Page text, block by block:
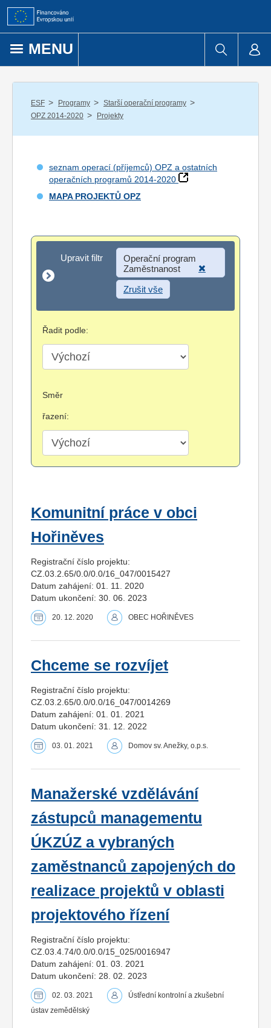
Přejít k obsahu
MENU
ESF / Programy / Starší operační programy /
OPZ 2014-2020 / Projekty
seznam operací (příjemců) OPZ a ostatních
operačních programů 2014-2020
MAPA PROJEKTŮ OPZ
Upravit filtr
Upravit filtr
Operační program
Zaměstnanost
Zrušit vše
Řadit podle:
Směr
řazení:
Komunitní práce v obci
Hořiněves
Registrační číslo projektu:
CZ.03.2.65/0.0/0.0/16_047/0015427
Datum zahájení: 01. 11. 2020
Datum ukončení: 30. 06. 2023
20. 12. 2020 OBEC HOŘINĚVES
Chceme se rozvíjet
Registrační číslo projektu:
CZ.03.2.65/0.0/0.0/16_047/0014269
Datum zahájení: 01. 01. 2021
Datum ukončení: 31. 12. 2022
03. 01. 2021 Domov sv. Anežky, o.p.s.
Manažerské vzdělávání
zástupců managementu
ÚKZÚZ a vybraných
zaměstnanců zapojených do
realizace projektů v oblasti
projektového řízení
Registrační číslo projektu:
CZ.03.4.74/0.0/0.0/15_025/0016947
Datum zahájení: 01. 03. 2021
Datum ukončení: 28. 02. 2023
02. 03. 2021
Ústřední kontrolní a zkušební
ústav zemědělský